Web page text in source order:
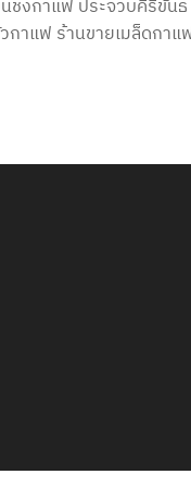
ชงกาแฟ ประจวบคีรีขันธ์
กาแฟ ร้านขายเมล็ดกาแ